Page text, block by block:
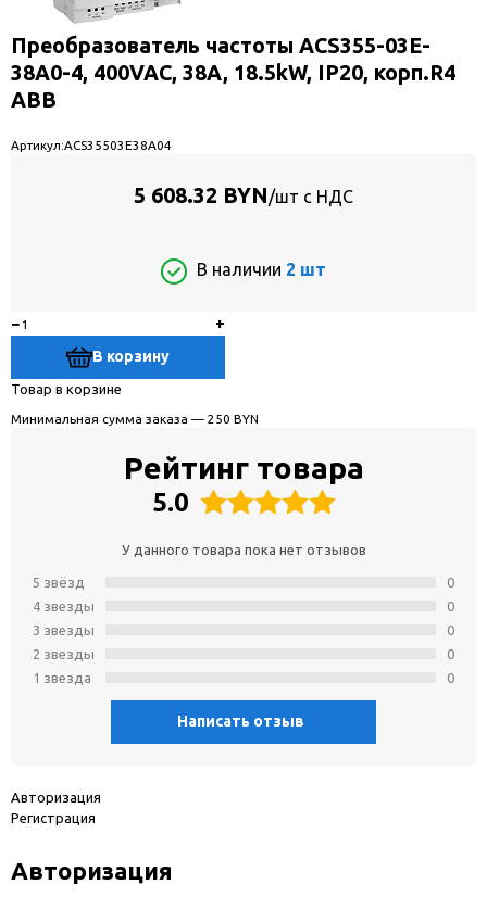
Преобразователь частоты ACS355-03E-
38A0-4, 400VAC, 38A, 18.5kW, IP20, корп.R4
ABB
Артикул:ACS35503E38A04
5 608.32 BYN/шт с НДС
В наличии 2 шт
−
+
В корзину
Товар в корзине
Минимальная сумма заказа — 250 BYN
Рейтинг товара
5.0
У данного товара пока нет отзывов
5 звёзд
4 звeзды
3 звeзды
2 звeзды
1 звeзда
0
0
0
0
0
Написать отзыв
Авторизация
Регистрация
Авторизация